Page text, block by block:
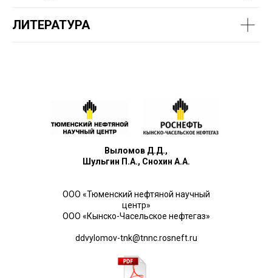
ЛИТЕРАТУРА
Выломов Д.Д.,
Шульгин П.А., Снохин А.А.
ООО «Тюменский нефтяной научный
центр»
ООО «Кынско-Часельское нефтегаз»
ddvylomov-tnk@tnnc.rosneft.ru